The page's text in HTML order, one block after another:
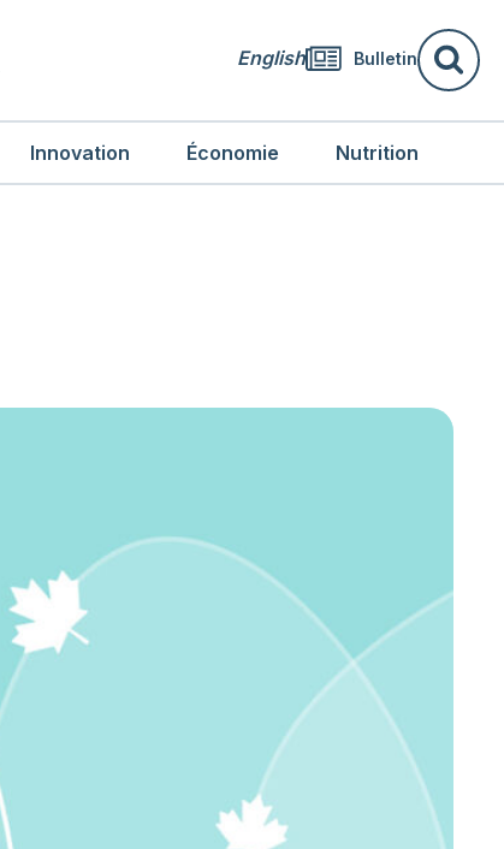
English Bulletin
Innovation Économie Nutrition